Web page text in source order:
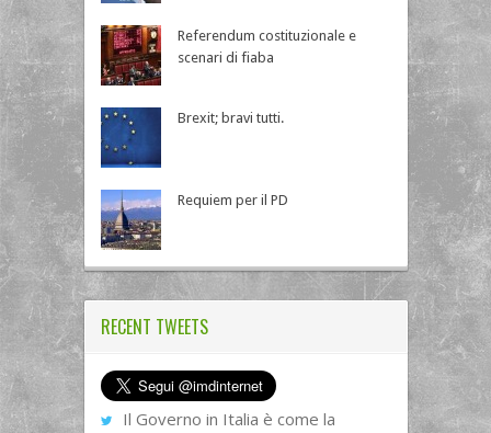
Referendum costituzionale e
scenari di fiaba
Brexit; bravi tutti.
Requiem per il PD
RECENT TWEETS
Il Governo in Italia è come la